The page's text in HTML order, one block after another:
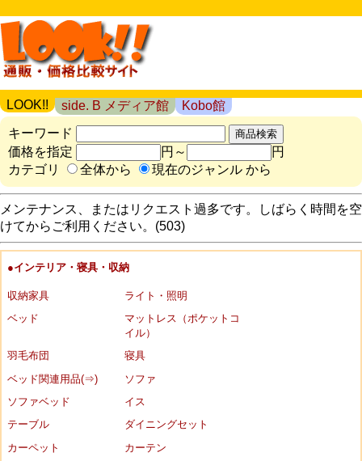
LOOK!! side. B メディア館
Kobo館
キーワード
価格を指定
円～
円
カテゴリ
全体から 現在のジャンル から
メンテナンス、またはリクエスト過多です。しばらく時間を空
けてからご利用ください。(503)
●インテリア・寝具・収納
収納家具
ライト・照明
ベッド
マットレス（ポケットコ
イル）
羽毛布団
寝具
ベッド関連用品(⇒)
ソファ
ソファベッド
イス
テーブル
ダイニングセット
カーペット
カーテン